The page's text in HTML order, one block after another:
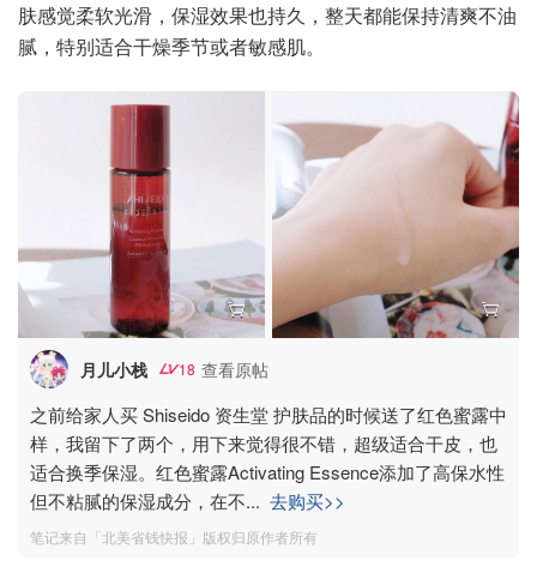
肤感觉柔软光滑，保湿效果也持久，整天都能保持清爽不油
腻，特别适合干燥季节或者敏感肌。
月儿小栈 18 查看原帖
之前给家人买 Shiseido 资生堂 护肤品的时候送了红色蜜露中
样，我留下了两个，用下来觉得很不错，超级适合干皮，也
适合换季保湿。红色蜜露Activating Essence添加了高保水性
但不粘腻的保湿成分，在不... 去购买>>
笔记来自「北美省钱快报」版权归原作者所有